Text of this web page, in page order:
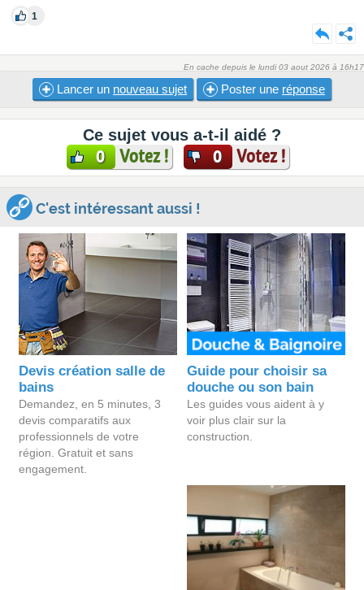
1
En cache depuis le lundi 03 aout 2026 à 16h17
Lancer un nouveau sujet Poster une réponse
Ce sujet vous a-t-il aidé ?
0 Votez ! 0 Votez !
C'est intéressant aussi !
Devis création salle de
bains
Demandez, en 5 minutes, 3
devis comparatifs aux
professionnels de votre
région. Gratuit et sans
engagement.
Guide pour choisir sa
douche ou son bain
Les guides vous aident à y
voir plus clair sur la
construction.